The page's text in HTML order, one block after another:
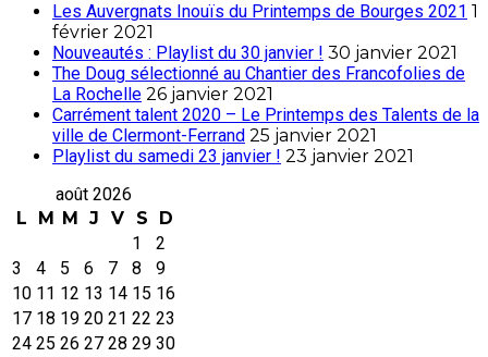
Les Auvergnats Inouïs du Printemps de Bourges 2021 1
février 2021
Nouveautés : Playlist du 30 janvier ! 30 janvier 2021
The Doug sélectionné au Chantier des Francofolies de
La Rochelle 26 janvier 2021
Carrément talent 2020 – Le Printemps des Talents de la
ville de Clermont-Ferrand 25 janvier 2021
Playlist du samedi 23 janvier ! 23 janvier 2021
août 2026
L
M M J V S
D
1
2
3
4 5 6 7 8
9
10 11 12 13 14 15 16
17 18 19 20 21 22 23
24 25 26 27 28 29 30